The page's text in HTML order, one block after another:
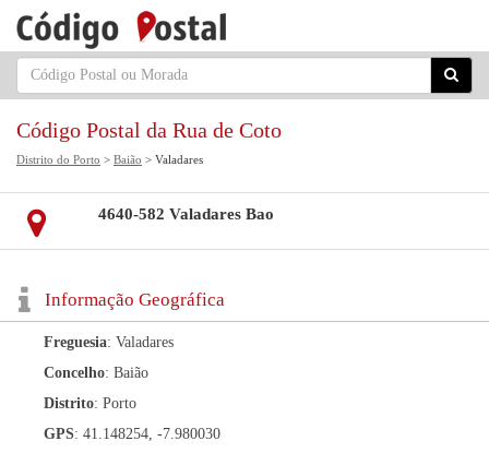
Código Postal da Rua de Coto
Distrito do Porto > Baião > Valadares
4640-582 Valadares Bao
Informação Geográfica
Freguesia: Valadares
Concelho: Baião
Distrito: Porto
GPS: 41.148254, -7.980030